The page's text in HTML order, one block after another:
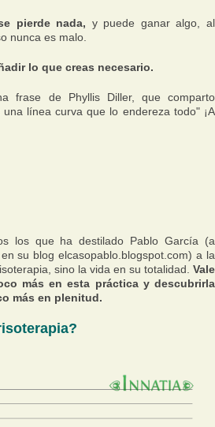
pierde nada, y puede ganar algo, al
nunca es malo.
lo que creas necesario.
frase de Phyllis Diller, que comparto
una línea curva que lo endereza todo"¡A
los que ha destilado Pablo García (a
su blog elcasopablo.blogspot.com) a la
sino la vida en su totalidad. Vale
más en esta práctica y descubrirla
más en plenitud.